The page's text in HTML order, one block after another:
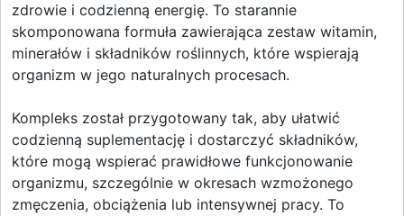
zdrowie i codzienną energię. To starannie
skomponowana formuła zawierająca zestaw witamin,
minerałów i składników roślinnych, które wspierają
organizm w jego naturalnych procesach.
Kompleks został przygotowany tak, aby ułatwić
codzienną suplementację i dostarczyć składników,
które mogą wspierać prawidłowe funkcjonowanie
organizmu, szczególnie w okresach wzmożonego
zmęczenia, obciążenia lub intensywnej pracy. To